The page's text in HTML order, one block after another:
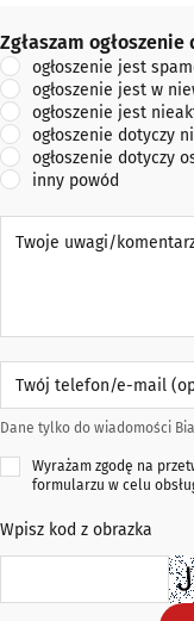
Zgłaszam ogłoszenie do
Zgłaszam
ogłoszenie jest
ogłoszenie jest w
ogłoszenie jest
ogłoszenie dotyczy
ogłoszenie dotyczy
inny powód
Twój telefon/e-mail
Dane tylko do wiadomości
Wyrażam zgodę na
formularzu w celu
Wpisz kod z obrazka